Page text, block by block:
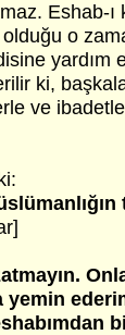
Eshab-ı
o
yardım
ki,
ve
yemin